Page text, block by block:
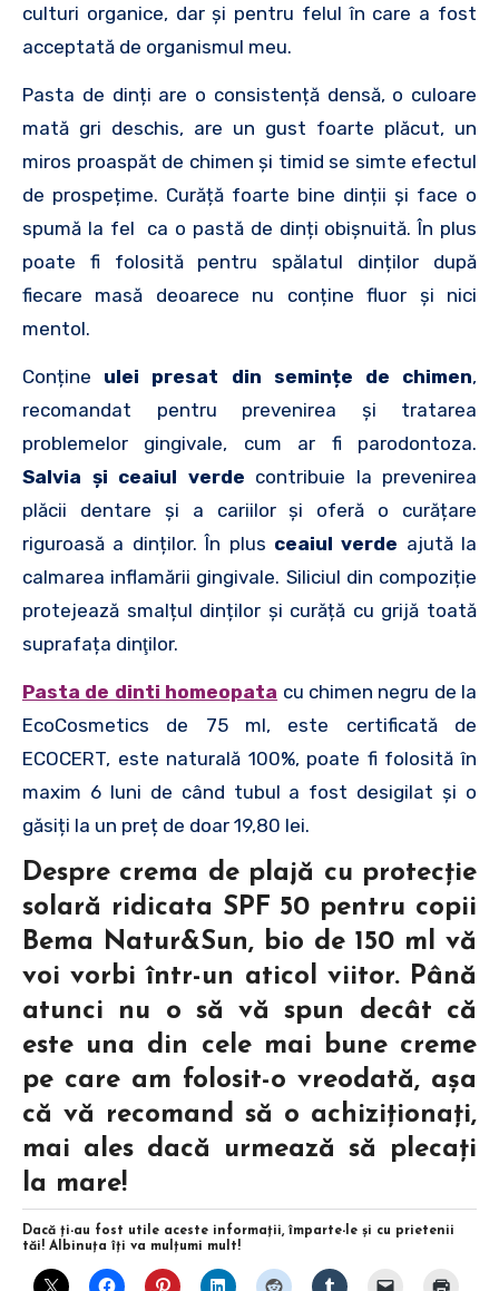
culturi organice, dar şi pentru felul în care a fost
acceptată de organismul meu.
Pasta de dinți are o consistență densă, o culoare
mată gri deschis, are un gust foarte plăcut, un
miros proaspăt de chimen și timid se simte efectul
de prospețime. Curăță foarte bine dinții și face o
spumă la fel ca o pastă de dinți obișnuită. În plus
poate fi folosită pentru spălatul dinților după
fiecare masă deoarece nu conține fluor și nici
mentol.
Conține ulei presat din semințe de chimen,
recomandat pentru prevenirea și tratarea
problemelor gingivale, cum ar fi parodontoza.
Salvia și ceaiul verde contribuie la prevenirea
plăcii dentare și a cariilor și oferă o curățare
riguroasă a dinților. În plus ceaiul verde ajută la
calmarea inflamării gingivale. Siliciul din compoziție
protejează smalțul dinților și curăță cu grijă toată
suprafața dinţilor.
Pasta de dinti homeopata cu chimen negru de la
EcoCosmetics de 75 ml, este certificată de
ECOCERT, este naturală 100%, poate fi folosită în
maxim 6 luni de când tubul a fost desigilat și o
găsiți la un preț de doar 19,80 lei.
Despre crema de plajă cu protecţie
solară ridicata SPF 50 pentru copii
Bema Natur&Sun, bio de 150 ml vă
voi vorbi într-un aticol viitor. Până
atunci nu o să vă spun decât că
este una din cele mai bune creme
pe care am folosit-o vreodată, aşa
că vă recomand să o achiziţionaţi,
mai ales dacă urmează să plecaţi
la mare!
Dacă ţi-au fost utile aceste informaţii, împarte-le şi cu prietenii
tăi! Albinuţa îţi va mulţumi mult!